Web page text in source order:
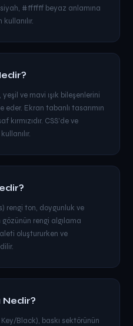
#ffffff beyaz anlamına
yeşil ve mavi ışık bileşenlerini
Ekran tabanlı tasarımın
kırmızıdır. CSS'de ve
rengi ton, doygunluk ve
rengi algılama
oluştururken ve
Nedir?
Black), baskı sektörünün